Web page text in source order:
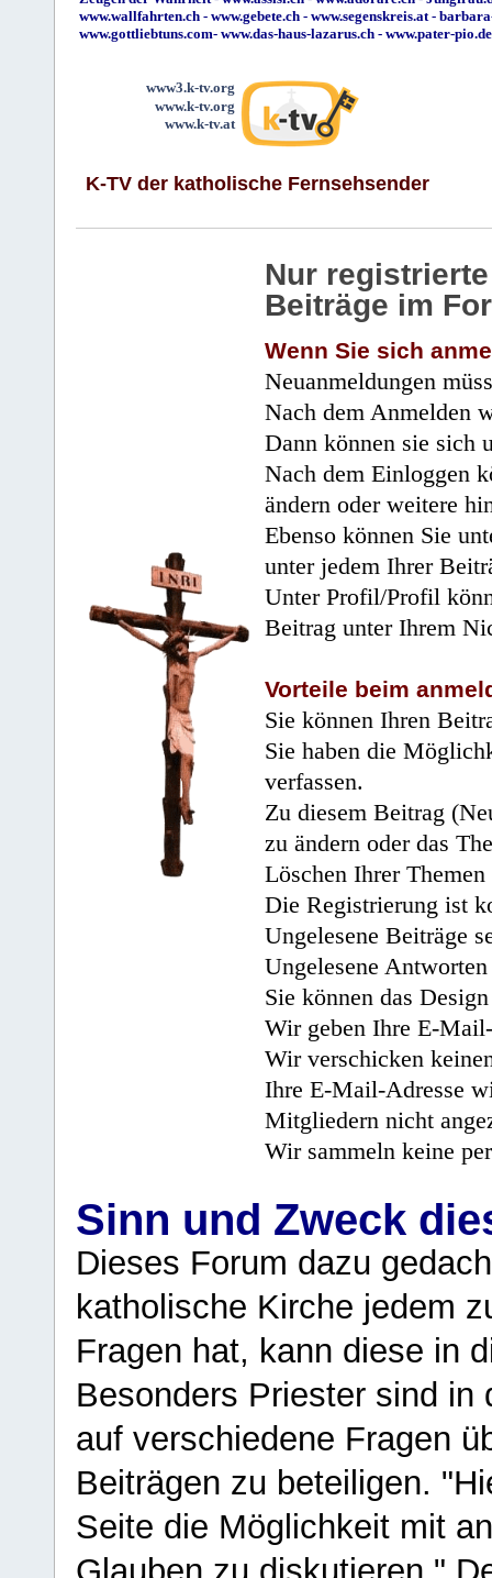
www.wallfahrten.ch - www.gebete.ch - www.segenskreis.at-
www.gottliebtuns.com- www.das-haus-lazarus.ch - www.pater-pio.de
www3.k-tv.org
www.k-tv.org
www.k-tv.at
K-TV der katholische Fernsehsender
Nur
Beiträge im
Wenn Sie sich
Neuanmeldungen
Nach dem Anmelden
Dann können sie sich
Nach dem Einloggen
ändern oder weitere
Ebenso können Sie
unter jedem Ihrer
Unter Profil/Profil
Beitrag unter Ihrem
Vorteile beim
Sie können Ihren
Sie haben die
verfassen.
Zu diesem Beitrag
zu ändern oder das
Löschen Ihrer
Die Registrierung ist
Ungelesene Beiträge
Ungelesene
Sie können das
Wir geben Ihre E-
Wir verschicken
Ihre E-Mail-Adresse
Mitgliedern nicht
Wir sammeln keine
Sinn und Zweck
Dieses Forum dazu
katholische Kirche jedem
Fragen hat, kann diese in
Besonders Priester sind in
auf verschiedene Fragen
Beiträgen zu beteiligen.
Seite die Möglichkeit mit